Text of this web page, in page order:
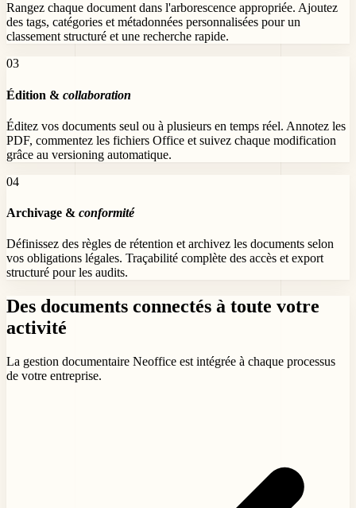
Rangez chaque document dans l'arborescence appropriée. Ajoutez
des tags, catégories et métadonnées personnalisées pour un
classement structuré et une recherche rapide.
03
Édition & collaboration
Éditez vos documents seul ou à plusieurs en temps réel. Annotez les
PDF, commentez les fichiers Office et suivez chaque modification
grâce au versioning automatique.
04
Archivage & conformité
Définissez des règles de rétention et archivez les documents selon
vos obligations légales. Traçabilité complète des accès et export
structuré pour les audits.
Des documents connectés à toute votre
activité
La gestion documentaire Neoffice est intégrée à chaque processus
de votre entreprise.